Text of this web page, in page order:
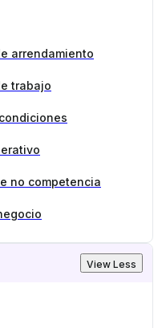
arrendamiento
trabajo
no competencia
View Less